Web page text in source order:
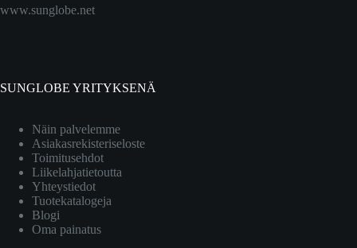
www.sunglobe.net
SUNGLOBE YRITYKSENÄ
Näin palvelemme
Asiakasrekisteriseloste
Toimitusehdot
Liikelahjatietoutta
Yhteystiedot
Tuotekatalogeja
Blogi
Oma painatus